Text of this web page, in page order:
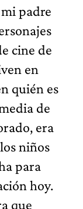
padre
cine de
en
quién es
de
era
niños
para
hoy.
que